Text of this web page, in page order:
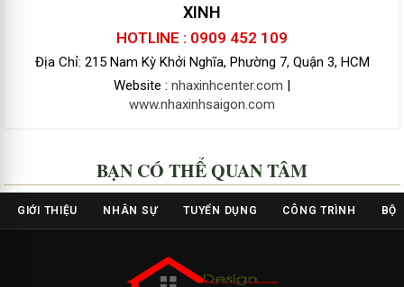
XINH
HOTLINE : 0909 452 109
Địa Chỉ: 215 Nam Kỳ Khởi Nghĩa, Phường 7, Quận 3, HCM
Website : nhaxinhcenter.com |
www.nhaxinhsaigon.com
BẠN CÓ THỂ QUAN TÂM
GIỚI THIỆU NHÂN SỰ TUYỂN DỤNG CÔNG TRÌNH BỘ